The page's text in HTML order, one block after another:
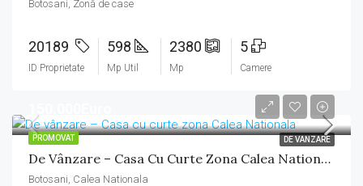
Botosani, Zonă de case
20189
ID Proprietate
598
Mp Util
2380
Mp
5
Camere
PROMOVAT DE VANZARE
De Vânzare – Casa Cu Curte Zona Calea Nationala
Botosani, Calea Nationala